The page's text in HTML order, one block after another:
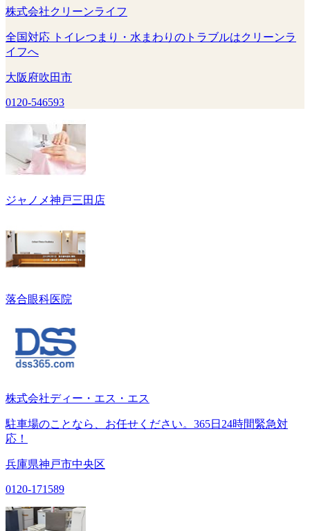
株式会社クリーンライフ
全国対応 トイレつまり・水まわりのトラブルはクリーンラ
イフへ
大阪府吹田市
0120-546593
ジャノメ神戸三田店
落合眼科医院
株式会社ディー・エス・エス
駐車場のことなら、お任せください。365日24時間緊急対
応！
兵庫県神戸市中央区
0120-171589